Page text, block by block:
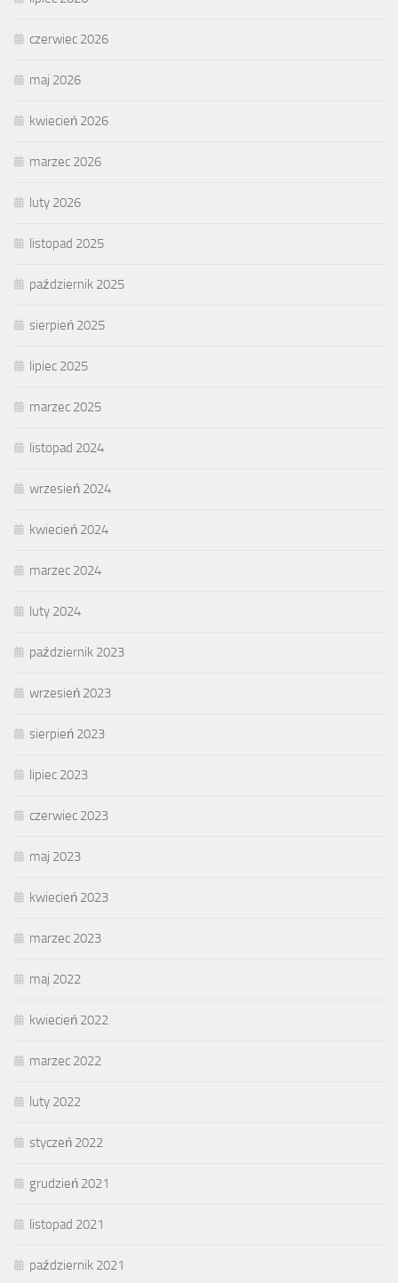
czerwiec 2026
maj 2026
kwiecień 2026
marzec 2026
luty 2026
listopad 2025
październik 2025
sierpień 2025
lipiec 2025
marzec 2025
listopad 2024
wrzesień 2024
kwiecień 2024
marzec 2024
luty 2024
październik 2023
wrzesień 2023
sierpień 2023
lipiec 2023
czerwiec 2023
maj 2023
kwiecień 2023
marzec 2023
maj 2022
kwiecień 2022
marzec 2022
luty 2022
styczeń 2022
grudzień 2021
listopad 2021
październik 2021